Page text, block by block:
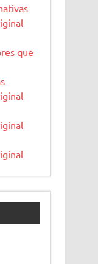
que